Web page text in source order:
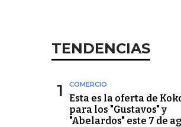
TENDENCIAS
1 COMERCIO
Esta es la oferta de
para los "Gustavos" y
"Abelardos" este 7 de